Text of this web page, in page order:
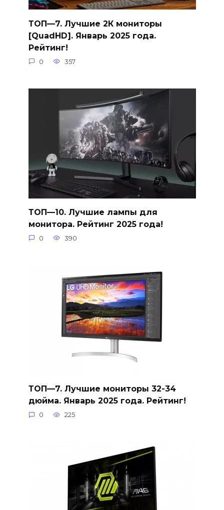
ТОП—7. Лучшие 2К мониторы
[QuadHD]. Январь 2025 года.
Рейтинг!
0 357
ТОП—10. Лучшие лампы для
монитора. Рейтинг 2025 года!
0 390
ТОП—7. Лучшие мониторы 32-34
дюйма. Январь 2025 года. Рейтинг!
0 225